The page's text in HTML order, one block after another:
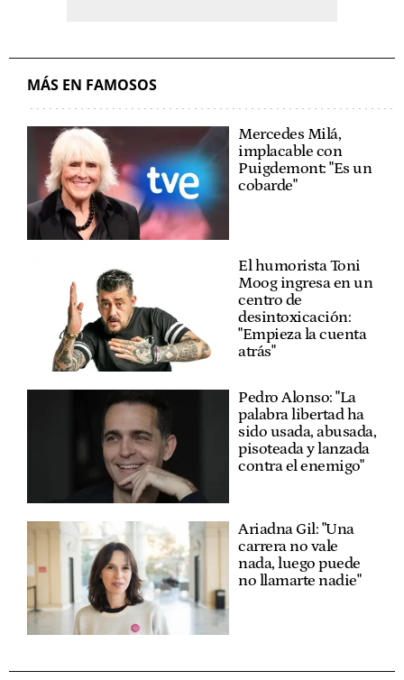
MÁS EN FAMOSOS
Mercedes Milá,
implacable con
Puigdemont: "Es un
cobarde"
El humorista Toni
Moog ingresa en un
centro de
desintoxicación:
"Empieza la cuenta
atrás"
Pedro Alonso: "La
palabra libertad ha
sido usada, abusada,
pisoteada y lanzada
contra el enemigo"
Ariadna Gil: "Una
carrera no vale
nada, luego puede
no llamarte nadie"